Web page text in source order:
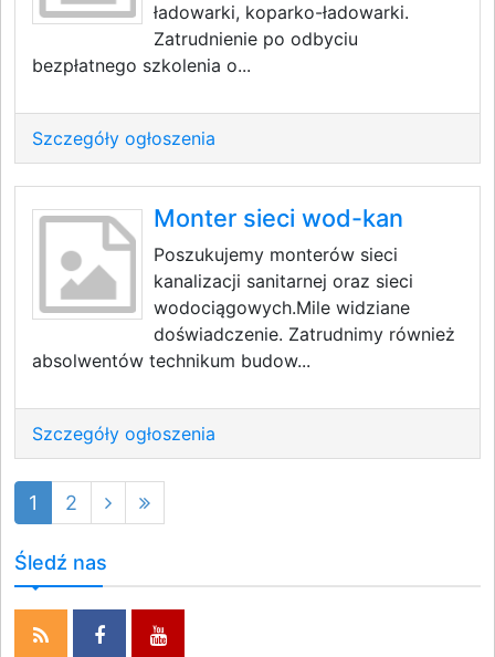
ładowarki, koparko-ładowarki.
Zatrudnienie po odbyciu
bezpłatnego szkolenia o...
Szczegóły ogłoszenia
Monter sieci wod-kan
Poszukujemy monterów sieci
kanalizacji sanitarnej oraz sieci
wodociągowych.Mile widziane
doświadczenie. Zatrudnimy również
absolwentów technikum budow...
Szczegóły ogłoszenia
1 2
Śledź nas